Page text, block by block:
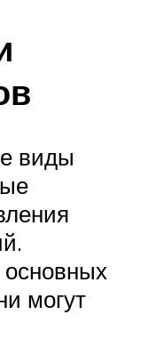
виды
основных
могут